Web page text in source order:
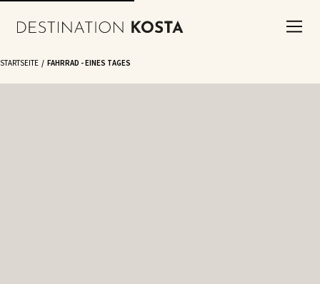
STARTSEITE FAHRRAD - EINES TAGES